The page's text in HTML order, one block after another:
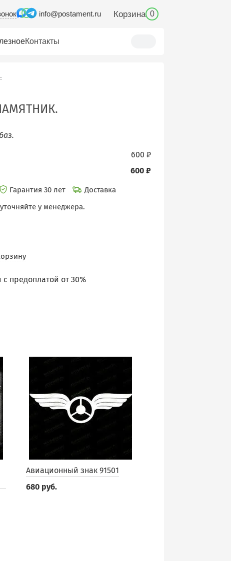
info@postament.ru Корзина 0
Контакты
600 ₽
600 ₽
Гарантия 30 лет
Доставка
у менеджера.
предоплатой от 30%
Авиационный знак 91501
680 руб.